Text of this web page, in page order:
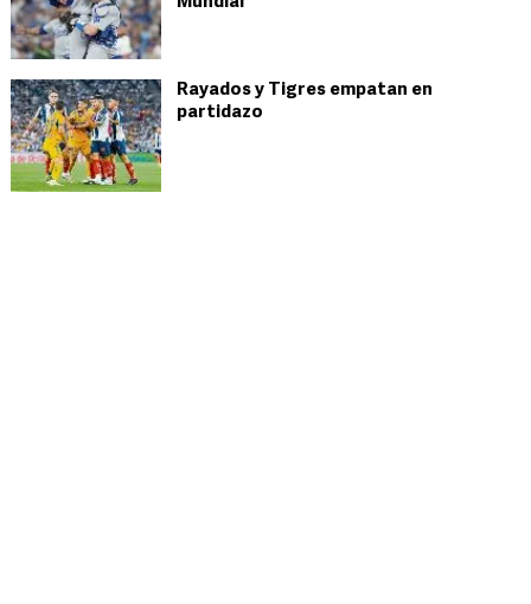
Rayados y Tigres empatan en
partidazo